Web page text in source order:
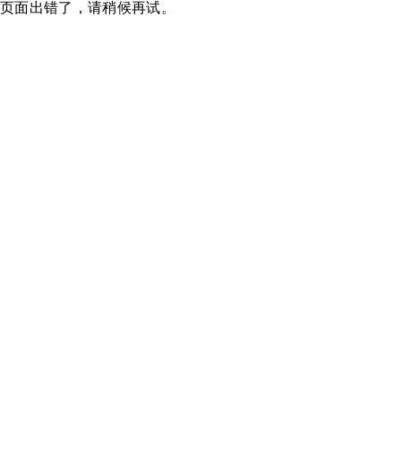
页面出错了，请稍候再试。